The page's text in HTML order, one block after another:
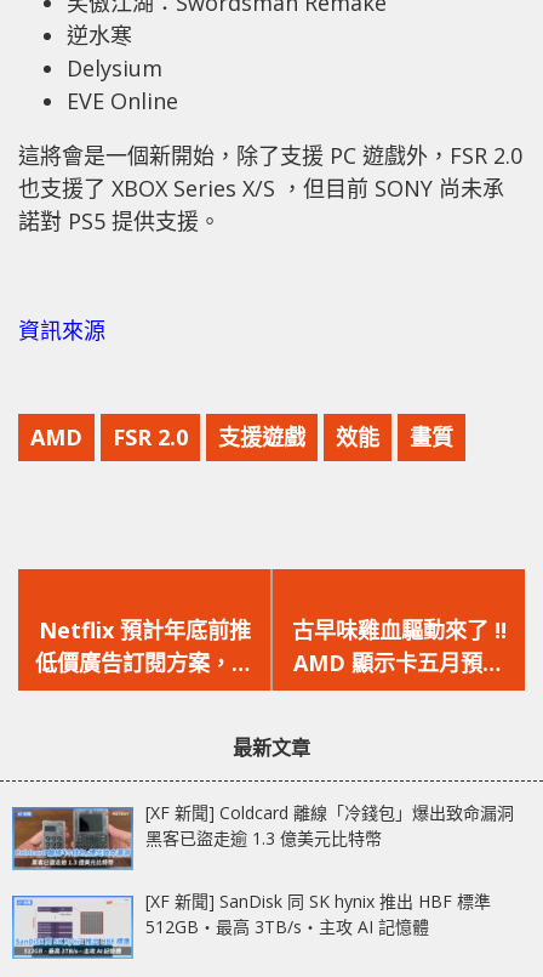
逆水寒
Delysium
EVE Online
這將會是一個新開始，除了支援 PC 遊戲外，FSR 2.0
也支援了 XBOX Series X/S ，但目前 SONY 尚未承
諾對 PS5 提供支援。
資訊來源
AMD FSR 2.0 支援遊戲 效能 畫質
一
篇
文
Netflix 預計年底前推
低價廣告訂閱方案，同
時打擊非同住者共享帳
一
篇
文
古早味雞血驅動來了 !!
AMD 顯示卡五月預覽
版驅動釋出，服用後遊
最新文章
[XF 新聞] Coldcard 離線「冷錢包」爆出致命漏洞
黑客已盜走逾 1.3 億美元比特幣
[XF 新聞] SanDisk 同 SK hynix 推出 HBF 標準
512GB‧最高 3TB/s‧主攻 AI 記憶體